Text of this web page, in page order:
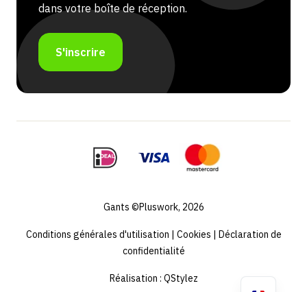
dans votre boîte de réception.
S'inscrire
Gants ©Pluswork, 2026
Conditions générales d'utilisation | Cookies | Déclaration de
confidentialité
Réalisation : QStylez